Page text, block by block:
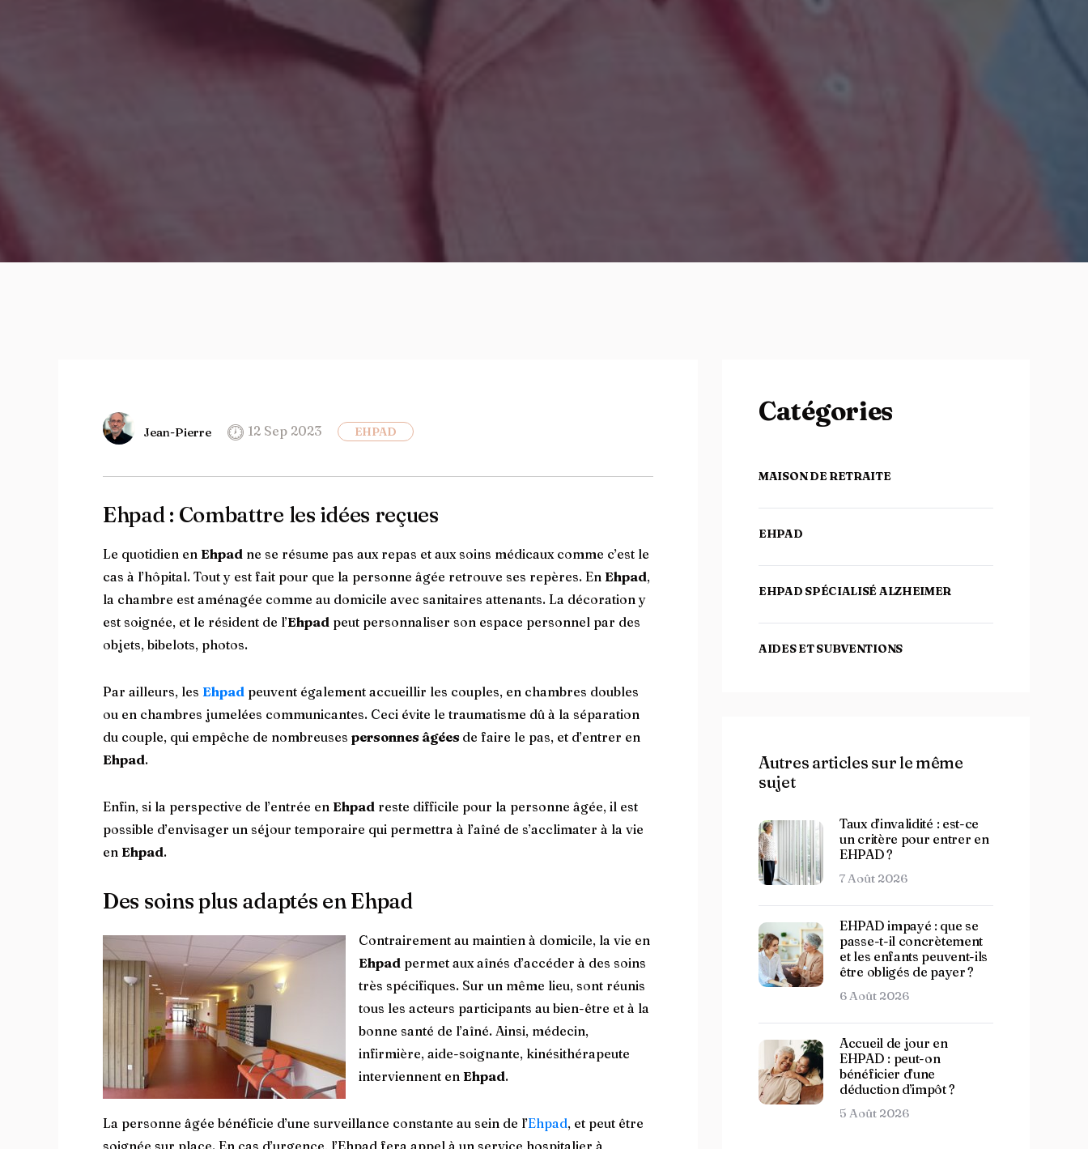
Jean-Pierre 12 Sep 2023 EHPAD
Ehpad : Combattre les idées reçues
Le quotidien en Ehpad ne se résume pas aux repas et aux soins médicaux comme c’est le
cas à l’hôpital. Tout y est fait pour que la personne âgée retrouve ses repères. En Ehpad,
la chambre est aménagée comme au domicile avec sanitaires attenants. La décoration y
est soignée, et le résident de l’Ehpad peut personnaliser son espace personnel par des
objets, bibelots, photos.
Par ailleurs, les Ehpad peuvent également accueillir les couples, en chambres doubles
ou en chambres jumelées communicantes. Ceci évite le traumatisme dû à la séparation
du couple, qui empêche de nombreuses personnes âgées de faire le pas, et d’entrer en
Ehpad.
Enfin, si la perspective de l’entrée en Ehpad reste difficile pour la personne âgée, il est
possible d’envisager un séjour temporaire qui permettra à l’aîné de s’acclimater à la vie
en Ehpad.
Des soins plus adaptés en Ehpad
Contrairement au maintien à domicile, la vie en
Ehpad permet aux aînés d’accéder à des soins
très spécifiques. Sur un même lieu, sont réunis
tous les acteurs participants au bien-être et à la
bonne santé de l’aîné. Ainsi, médecin,
infirmière, aide-soignante, kinésithérapeute
interviennent en Ehpad.
La personne âgée bénéficie d’une surveillance constante au sein de l’Ehpad, et peut être
soignée sur place. En cas d’urgence, l’Ehpad fera appel à un service hospitalier à
Catégories
MAISON DE RETRAITE
EHPAD
EHPAD SPÉCIALISÉ ALZHEIMER
AIDES ET SUBVENTIONS
Autres articles sur le même
sujet
Taux d’invalidité : est-ce
un critère pour entrer en
EHPAD ?
7 Août 2026
EHPAD impayé : que se
passe-t-il concrètement
et les enfants peuvent-ils
être obligés de payer ?
6 Août 2026
Accueil de jour en
EHPAD : peut-on
bénéficier d’une
déduction d’impôt ?
5 Août 2026